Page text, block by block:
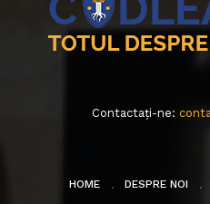
Contactați-ne:
HOME DESPRE NOI